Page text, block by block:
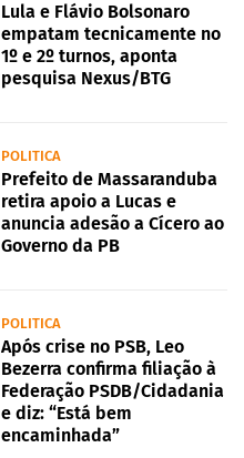
Lula e Flávio Bolsonaro
empatam tecnicamente no
1º e 2º turnos, aponta
pesquisa Nexus/BTG
POLITICA
Prefeito de Massaranduba
retira apoio a Lucas e
anuncia adesão a Cícero ao
Governo da PB
POLITICA
Após crise no PSB, Leo
Bezerra confirma filiação à
Federação PSDB/Cidadania
e diz: “Está bem
encaminhada”